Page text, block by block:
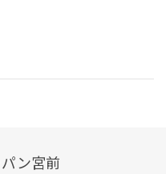
ン宮前